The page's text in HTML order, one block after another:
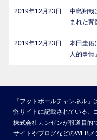
2019年12月23日
中島翔哉
まれた背
2019年12月23日
本田圭佑
人的事
『フットボールチャンネル』
弊サイトに記載されている、
株式会社カンゼンが報道目的
サイトやブログなどのWEB